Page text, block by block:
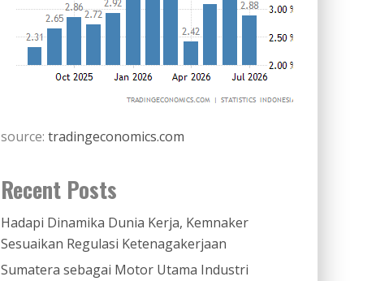
source: tradingeconomics.com
Recent Posts
Hadapi Dinamika Dunia Kerja, Kemnaker
Sesuaikan Regulasi Ketenagakerjaan
Sumatera sebagai Motor Utama Industri